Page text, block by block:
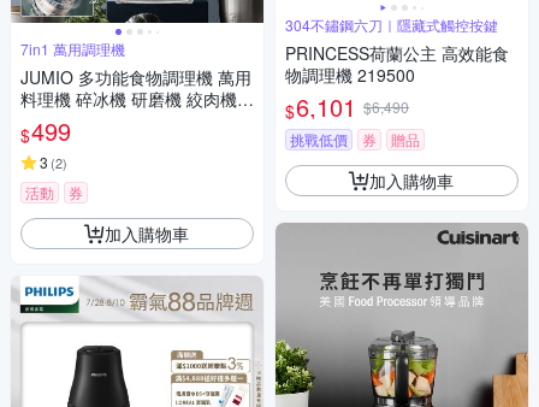
7in1 萬用調理機
JUMIO 多功能食物調理機 萬用
料理機 碎冰機 研磨機 絞肉機
料理機
$499
3 (2)
活動 券
加入購物車
304不鏽鋼六刀｜隱藏式觸控按鍵
PRINCESS荷蘭公主 高效能食
物調理機 219500
$6,101 $6,490
挑戰低價
券 贈品
加入購物車